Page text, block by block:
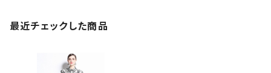
最近チェックした商品